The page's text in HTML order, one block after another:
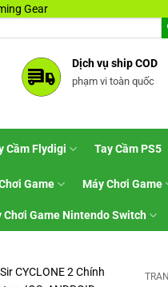
Gear
Dịch vụ ship COD
phạm vi toàn quốc
Cầm Flydigi Tay Cầm PS5
Game Máy Chơi Game
Chơi Game Nintendo Switch